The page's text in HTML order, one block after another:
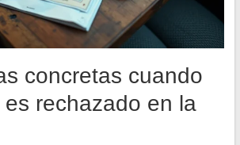
concretas cuando
rechazado en la